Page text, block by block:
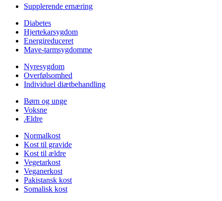
Supplerende ernæring
Diabetes
Hjertekarsygdom
Energireduceret
Mave-tarmsygdomme
Nyresygdom
Overfølsomhed
Individuel diætbehandling
Børn og unge
Voksne
Ældre
Normalkost
Kost til gravide
Kost til ældre
Vegetarkost
Veganerkost
Pakistansk kost
Somalisk kost